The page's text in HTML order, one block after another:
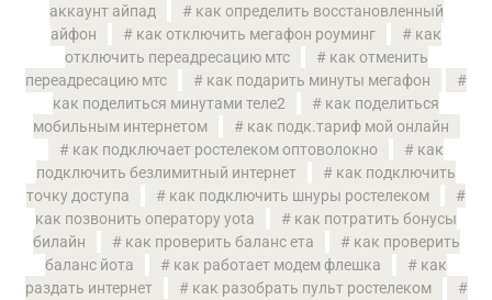
аккаунт айпад
как определить восстановленный
айфон
как отключить мегафон роуминг
как
отключить переадресацию мтс
как отменить
переадресацию мтс
как подарить минуты мегафон
как поделиться минутами теле2
как поделиться
мобильным интернетом
как подк.тариф мой онлайн
как подключает ростелеком оптоволокно
как
подключить безлимитный интернет
как подключить
точку доступа
как подключить шнуры ростелеком
как позвонить оператору yota
как потратить бонусы
билайн
как проверить баланс ета
как проверить
баланс йота
как работает модем флешка
как
раздать интернет
как разобрать пульт ростелеком